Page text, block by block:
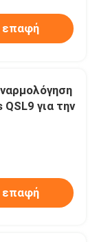
επαφή
QSL9 για την
επαφή